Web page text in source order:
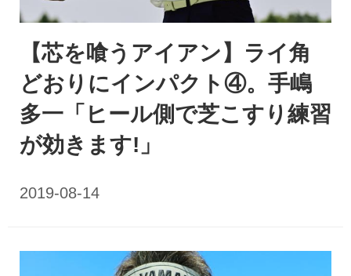
【芯を喰うアイアン】ライ角
どおりにインパクト④。手嶋
多一「ヒール側で芝こすり練習
が効きます!」